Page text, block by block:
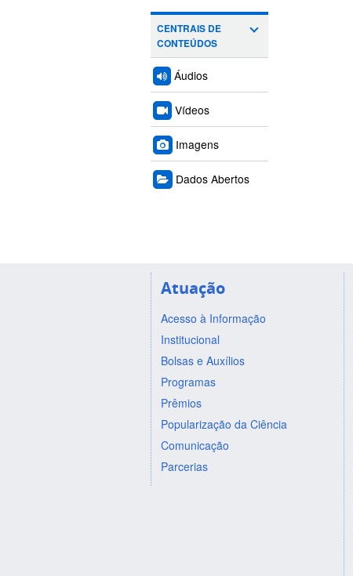
CENTRAIS DE
CONTEÚDOS
Áudios
Vídeos
Imagens
Dados Abertos
Atuação
Acesso à Informação
Institucional
Bolsas e Auxílios
Programas
Prêmios
Popularização da Ciência
Comunicação
Parcerias